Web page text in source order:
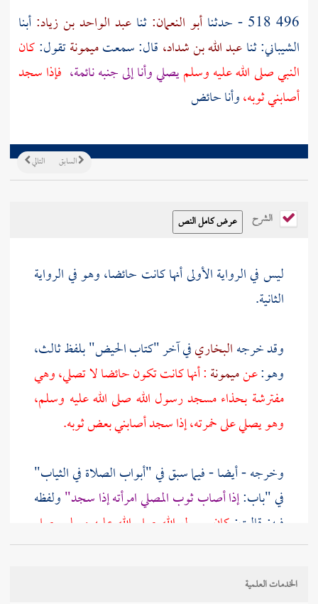
496 518 - حدثنا
أبو النعمان: ثنا عبد الواحد بن زياد: أبنا
الشيباني: ثناعبد الله بن شداد، قال: سمعتميمونةتقول:كان
النبي صلى الله عليه وسلميصلي وأنا إلى جنبه نائمة، فإذا سجد
أصابني ثوبه،وأنا حائض
التالي السابق
الشرح
ليس في الرواية الأولى أنها كانت حائضا، وهو في الرواية
الثانية.
وقد خرجهالبخاريفي آخر "كتاب الحيض" بلفظ ثالث،
وهو:عنميمونة: أنها كانت تكون حائضا لا تصلي، وهي
مفترشة بحذاء مسجد رسول الله صلى الله عليه وسلم،
وهو يصلي على خمرته، إذا سجد أصابني بعض ثوبه.
وخرجه - أيضا - فيما سبق في "أبواب الصلاة في الثياب"
في "باب:إذا أصاب ثوب المصلي امرأته إذا سجد"ولفظه
فيه: قالت: كان رسول الله صلى الله عليه وسلم يصلي
وأنا حذاءه، وأنا حائض، وربما أصابني ثوبه إذا سجد.
وقد تبين بالرواية الثانية التي خرجهاالخدمات العلمية